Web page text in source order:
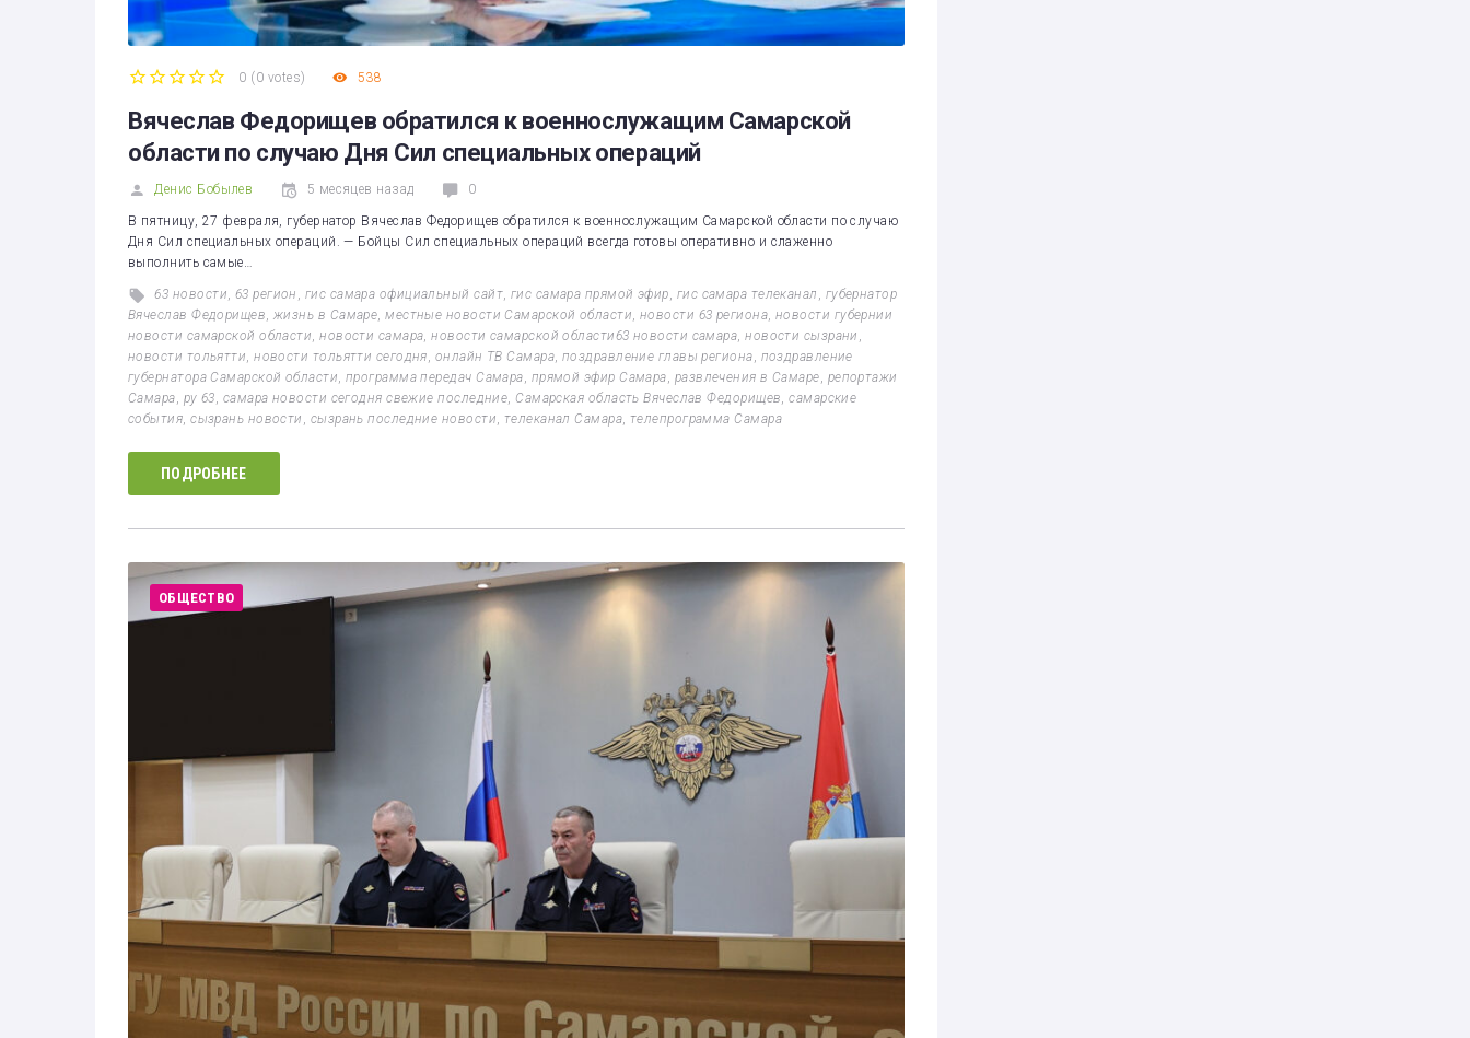
0 ( 0 votes) 538
Вячеслав Федорищев обратился к военнослужащим Самарской
области по случаю Дня Сил специальных операций
Денис Бобылев 5 месяцев назад 0
В пятницу, 27 февраля, губернатор Вячеслав Федорищев обратился к военнослужащим Самарской области по случаю
Дня Сил специальных операций. — Бойцы Сил специальных операций всегда готовы оперативно и слаженно
выполнить самые…
63 новости, 63 регион , гис самара официальный сайт, гис самара прямой эфир, гис самара телеканал , губернатор
Вячеслав Федорищев,жизнь в Самаре,местные новости Самарской области, новости 63 региона,новости губернии
новости самарской области,новости самара,новости самарской области63 новости самара,новости сызрани ,
новости тольятти,новости тольятти сегодня, онлайн ТВ Самара, поздравление главы региона, поздравление
губернатора Самарской области, программа передач Самара, прямой эфир Самара, развлечения в Самаре, репортажи
Самара, ру 63, самара новости сегодня свежие последние, Самарская область Вячеслав Федорищев,самарские
события,сызрань новости , сызрань последние новости, телеканал Самара, телепрограмма Самара
ПОДРОБНЕЕ
ОБЩЕСТВО